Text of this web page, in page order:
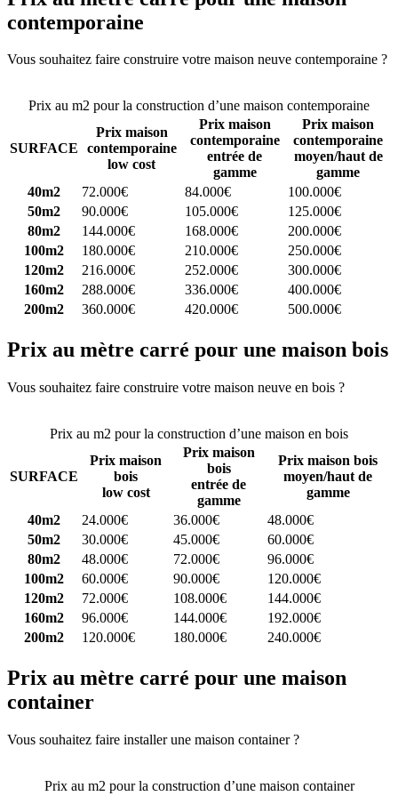
contemporaine
Vous souhaitez faire construire votre maison neuve contemporaine ?
Prix au m2 pour la construction d’une maison contemporaine
SURFACE
Prix maison
contemporaine
low cost
Prix maison
contemporaine
entrée de
gamme
Prix maison
contemporaine
moyen/haut de
gamme
40m2
72.000€ 84.000€
100.000€
50m2
90.000€ 105.000€
125.000€
80m2
144.000€ 168.000€
200.000€
100m2
180.000€ 210.000€
250.000€
120m2
216.000€ 252.000€
300.000€
160m2
288.000€ 336.000€
400.000€
200m2
360.000€ 420.000€ 500.000€
Prix au mètre carré pour une maison bois
Vous souhaitez faire construire votre maison neuve en bois ?
Prix au m2 pour la construction d’une maison en bois
SURFACE
Prix maison
bois
low cost
Prix maison
bois
entrée de
gamme
Prix maison bois
moyen/haut de
gamme
40m2
24.000€ 36.000€
48.000€
50m2
30.000€ 45.000€
60.000€
80m2
48.000€ 72.000€
96.000€
100m2
60.000€ 90.000€
120.000€
120m2
72.000€ 108.000€
144.000€
160m2
96.000€ 144.000€
192.000€
200m2
120.000€ 180.000€ 240.000€
Prix au mètre carré pour une maison
container
Vous souhaitez faire installer une maison container ?
Prix au m2 pour la construction d’une maison container